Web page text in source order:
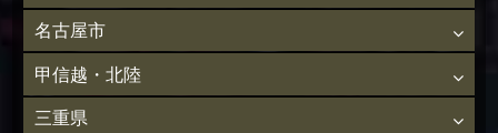
名古屋市
甲信越・北陸
三重県